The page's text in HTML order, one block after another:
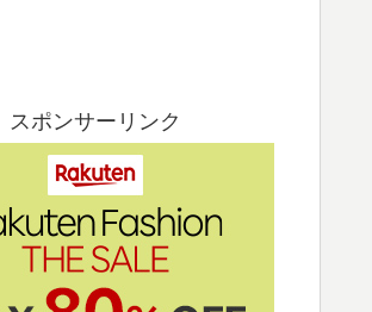
スポンサーリンク